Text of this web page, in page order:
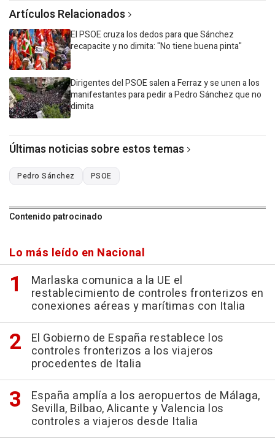
Artículos Relacionados
El PSOE cruza los dedos para que Sánchez
recapacite y no dimita: "No tiene buena pinta"
Dirigentes del PSOE salen a Ferraz y se unen a los
manifestantes para pedir a Pedro Sánchez que no
dimita
Últimas noticias sobre estos temas
Pedro Sánchez PSOE
Contenido patrocinado
Lo más leído en Nacional
Marlaska comunica a la UE el
restablecimiento de controles fronterizos en
conexiones aéreas y marítimas con Italia
El Gobierno de España restablece los
controles fronterizos a los viajeros
procedentes de Italia
España amplía a los aeropuertos de Málaga,
Sevilla, Bilbao, Alicante y Valencia los
controles a viajeros desde Italia